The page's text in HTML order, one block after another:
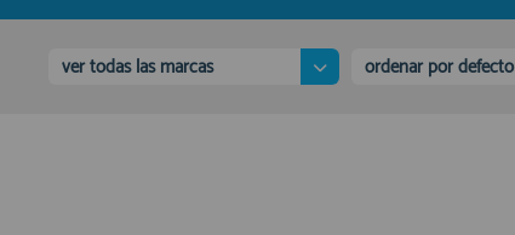
tienda virtual, revisar el estado de tus pedidos y
consultar tus operaciones anteriores.
ver todas las marcas ordenar por defecto